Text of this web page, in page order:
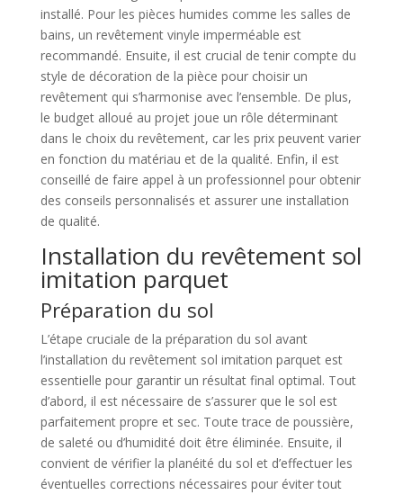
installé. Pour les pièces humides comme les salles de
bains, un revêtement vinyle imperméable est
recommandé. Ensuite, il est crucial de tenir compte du
style de décoration de la pièce pour choisir un
revêtement qui s’harmonise avec l’ensemble. De plus,
le budget alloué au projet joue un rôle déterminant
dans le choix du revêtement, car les prix peuvent varier
en fonction du matériau et de la qualité. Enfin, il est
conseillé de faire appel à un professionnel pour obtenir
des conseils personnalisés et assurer une installation
de qualité.
Installation du revêtement sol
imitation parquet
Préparation du sol
L’étape cruciale de la préparation du sol avant
l’installation du revêtement sol imitation parquet est
essentielle pour garantir un résultat final optimal. Tout
d’abord, il est nécessaire de s’assurer que le sol est
parfaitement propre et sec. Toute trace de poussière,
de saleté ou d’humidité doit être éliminée. Ensuite, il
convient de vérifier la planéité du sol et d’effectuer les
éventuelles corrections nécessaires pour éviter tout